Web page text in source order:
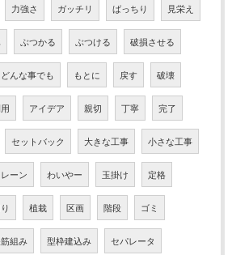
力強さ ガッチリ ばっちり 見栄え
ぶつかる ぶつける 破損させる
どんな事でも もとに 戻す 破壊
アイデア 親切 丁寧 完了
セットバック 大きな工事 小さな工事
ーン わいやー 玉掛け 定格
植栽 区画 階段 ゴミ
組み 型枠建込み セパレータ